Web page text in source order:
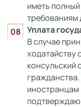
иметь
требованиям
Уплата
В случае
ходатайству
консульский
иностранцам